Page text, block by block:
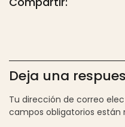
Deja una
Tu dirección de correo
campos obligatorios están